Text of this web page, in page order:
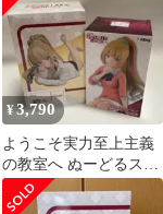
¥3,790
ようこそ実力至上主義
の教室へ ぬーどるスト
ッパーフィギュア 軽井
沢恵 フィギュア